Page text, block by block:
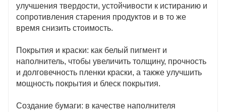
улучшения твердости, устойчивости к истиранию и
сопротивления старения продуктов и в то же
время снизить стоимость.
Покрытия и краски: как белый пигмент и
наполнитель, чтобы увеличить толщину, прочность
и долговечность пленки краски, а также улучшить
мощность покрытия и блеск покрытия.
Создание бумаги: в качестве наполнителя